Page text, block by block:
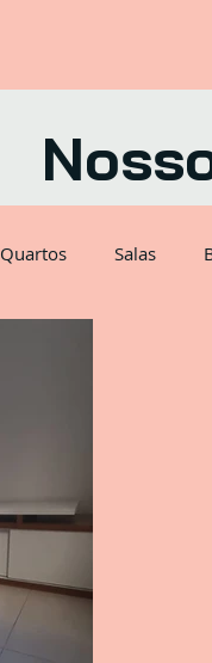
Quartos Salas